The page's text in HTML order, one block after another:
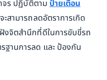
จร ปฏิบัติตาม ป้ายเตือน
สามารถลดอัตราการเกิด
จิตสำนึกที่ดีในการขับขี่รถ
ฐานการลด และ ป้องกัน